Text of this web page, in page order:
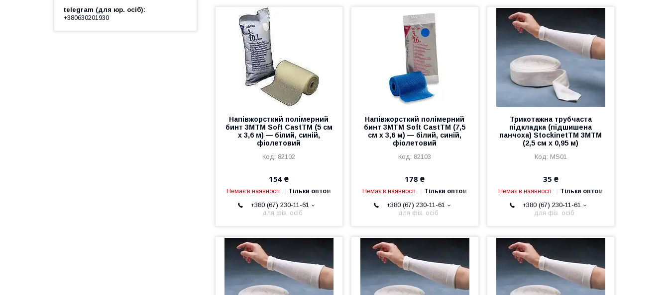
Напівжорсткий полімерний
бинт 3MTM Soft CastTM (5 см
х 3,6 м) — білий, синій,
фіолетовий
82102
154 ₴
Немає в наявності Тільки оптом
+380 (67) 230-11-61
для фіз. осіб
Напівжорсткий полімерний
бинт 3MTM Soft CastTM (7,5
см х 3,6 м) — білий, синій,
фіолетовий
82103
178 ₴
Немає в наявності Тільки оптом
+380 (67) 230-11-61
для фіз. осіб
Трикотажна трубчаста
підкладка (підшишена
панчоха) StockinetTM 3MTM
(2,5 см х 0,95 м)
MS01
35 ₴
Немає в наявності Тільки оптом
+380 (67) 230-11-61
для фіз. осіб
telegram (для юр. осіб)
+380630201930